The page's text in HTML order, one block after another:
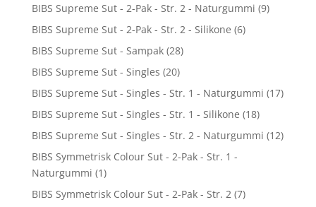
BIBS Supreme Sut - 2-Pak - Str. 2 - Naturgummi (9)
BIBS Supreme Sut - 2-Pak - Str. 2 - Silikone (6)
BIBS Supreme Sut - Sampak (28)
BIBS Supreme Sut - Singles (20)
BIBS Supreme Sut - Singles - Str. 1 - Naturgummi (17)
BIBS Supreme Sut - Singles - Str. 1 - Silikone (18)
BIBS Supreme Sut - Singles - Str. 2 - Naturgummi (12)
BIBS Symmetrisk Colour Sut - 2-Pak - Str. 1 -
Naturgummi (1)
BIBS Symmetrisk Colour Sut - 2-Pak - Str. 2 (7)